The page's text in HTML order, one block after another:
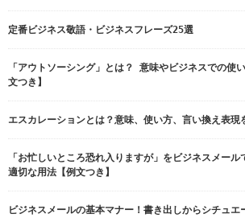
定番ビジネス敬語・ビジネスフレーズ25選
「アウトソーシング」とは？ 意味やビジネスでの使
文つき】
エスカレーションとは？意味、使い方、言い換え表現
「お忙しいところ恐れ入りますが」をビジネスメール
適切な用法【例文つき】
ビジネスメールの基本マナー！書き出しからシチュエ